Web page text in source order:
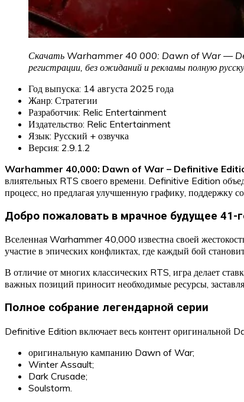
Скачать Warhammer 40 000: Dawn of War —
регистрации, без ожиданий и рекламы полную
Год выпуска: 14 августа 2025 года
Жанр: Стратегии
Разработчик: Relic Entertainment
Издательство: Relic Entertainment
Язык: Русский + озвучка
Версия: 2.9.1.2
Warhammer 40,000: Dawn of War – Definitive
влиятельных RTS своего времени. Definitive Edition
процесс, но предлагая улучшенную графику, поддержку
Добро пожаловать в мрачное будущее 41-
Вселенная Warhammer 40,000 известна своей
участие в эпических конфликтах, где каждый бой
В отличие от многих классических RTS, игра делает
важных позиций приносит необходимые ресурсы,
Полное собрание легендарной серии
Definitive Edition включает весь контент оригинальной
оригинальную кампанию Dawn of War;
Winter Assault;
Dark Crusade;
Soulstorm.